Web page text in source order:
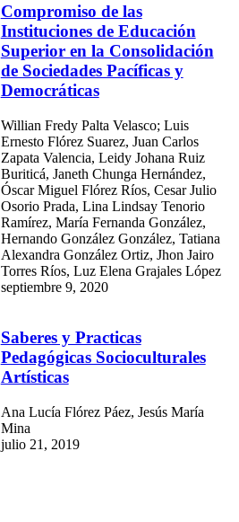
Compromiso de las
Instituciones de Educación
Superior en la Consolidación
de Sociedades Pacíficas y
Democráticas
Willian Fredy Palta Velasco; Luis
Ernesto Flórez Suarez, Juan Carlos
Zapata Valencia, Leidy Johana Ruiz
Buriticá, Janeth Chunga Hernández,
Óscar Miguel Flórez Ríos, Cesar Julio
Osorio Prada, Lina Lindsay Tenorio
Ramírez, María Fernanda González,
Hernando González González, Tatiana
Alexandra González Ortiz, Jhon Jairo
Torres Ríos, Luz Elena Grajales López
septiembre 9, 2020
Saberes y Practicas
Pedagógicas Socioculturales
Artísticas
Ana Lucía Flórez Páez, Jesús María
Mina
julio 21, 2019